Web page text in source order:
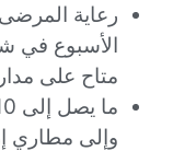
رعاية
الأسبوع في
متاح على
وإلى مطاري